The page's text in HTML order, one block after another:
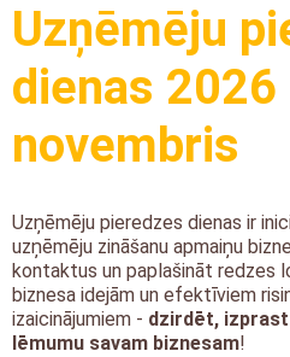
Uzņēmēju
dienas 2026
novembris
Uzņēmēju pieredzes dienas ir
uzņēmēju zināšanu apmaiņu
kontaktus un paplašināt redzes
biznesa idejām un efektīviem
izaicinājumiem - dzirdēt, izprast
lēmumu savam biznesam!